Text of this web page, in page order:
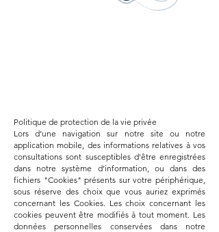
Politique de protection de la vie privée
Lors d’une navigation sur notre site ou notre
application mobile, des informations relatives à vos
consultations sont susceptibles d'être enregistrées
dans notre système d’information, ou dans des
fichiers "Cookies" présents sur votre périphérique,
sous réserve des choix que vous auriez exprimés
concernant les Cookies. Les choix concernant les
cookies peuvent être modifiés à tout moment. Les
données personnelles conservées dans notre